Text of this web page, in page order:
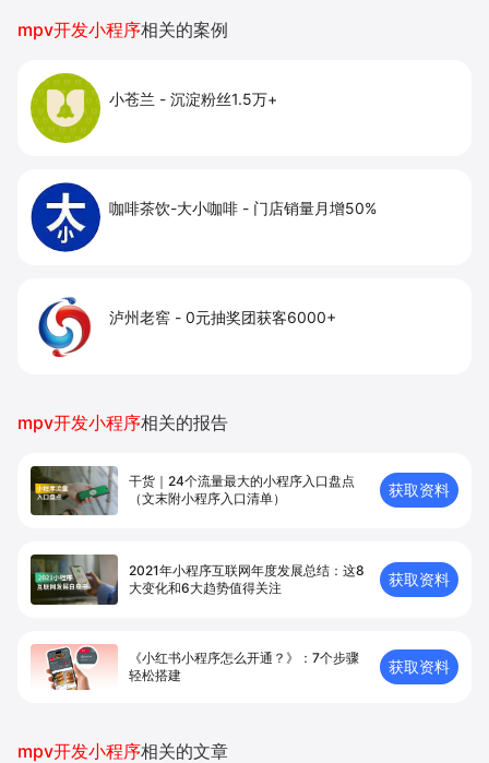
mpv开发小程序相关的案例
小苍兰 - 沉淀粉丝1.5万+
咖啡茶饮-大小咖啡 - 门店销量月增50%
泸州老窖 - 0元抽奖团获客6000+
mpv开发小程序相关的报告
干货｜24个流量最大的小程序入口盘点
（文末附小程序入口清单）
获取资料
2021年小程序互联网年度发展总结：这8
大变化和6大趋势值得关注
获取资料
《小红书小程序怎么开通？》：7个步骤
轻松搭建
获取资料
mpv开发小程序相关的文章